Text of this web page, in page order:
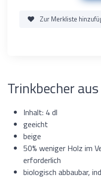
Zur Merkliste
Trinkbecher
Inhalt: 4 dl
geeicht
beige
50% weniger Holz im
erforderlich
biologisch abbaubar,